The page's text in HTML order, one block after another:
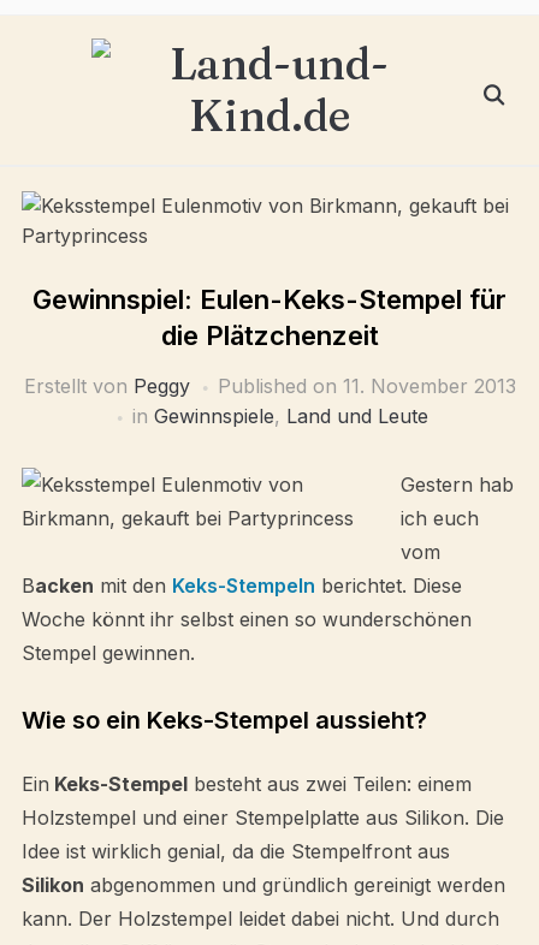
Gewinnspiel: Eulen-Keks-Stempel für
die Plätzchenzeit
Erstellt von Peggy Published on 11. November 2013
in Gewinnspiele, Land und Leute
Gestern hab
ich euch
vom
Backen mit den Keks-Stempeln berichtet. Diese
Woche könnt ihr selbst einen so wunderschönen
Stempel gewinnen.
Wie so ein Keks-Stempel aussieht?
Ein Keks-Stempelbesteht aus zwei Teilen: einem
Holzstempel und einer Stempelplatte aus Silikon. Die
Idee ist wirklich genial, da die Stempelfront aus
Silikon abgenommen und gründlich gereinigt werden
kann. Der Holzstempel leidet dabei nicht. Und durch